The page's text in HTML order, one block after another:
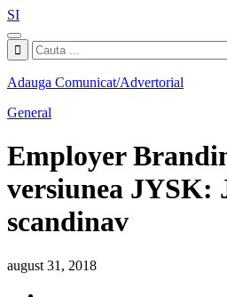
SI
Adauga Comunicat/Advertorial
General
Employer
versiunea JYSK:
scandinav
august 31, 2018